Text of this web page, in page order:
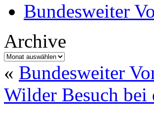
Bundesweiter
Archive
Archive
« Bundesweiter
Wilder Besuch bei